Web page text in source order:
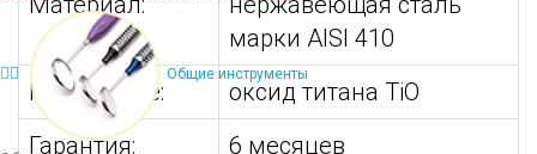
Общие инструменты
марки AISI 410
Напыление:
оксид титана TiO
Гарантия:
6 месяцев